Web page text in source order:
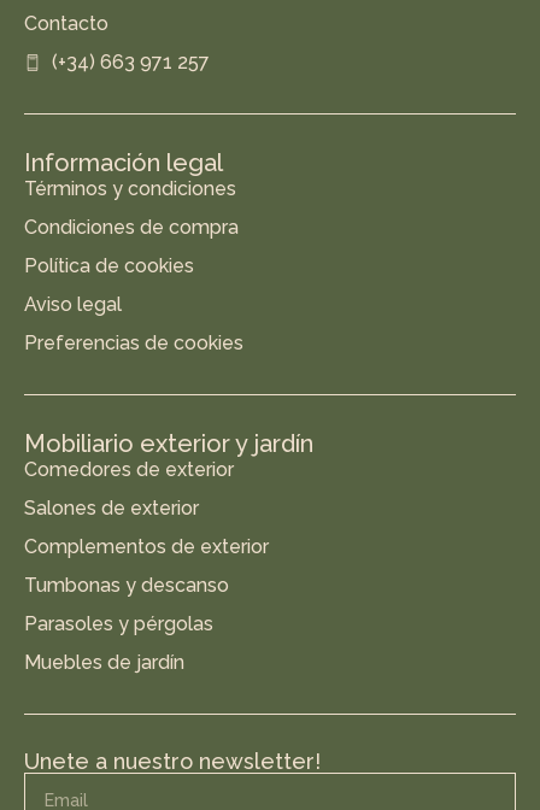
Contacto
(+34) 663 971 257
Información legal
Términos y condiciones
Condiciones de compra
Política de cookies
Aviso legal
Preferencias de cookies
Mobiliario exterior y jardín
Comedores de exterior
Salones de exterior
Complementos de exterior
Tumbonas y descanso
Parasoles y pérgolas
Muebles de jardín
Unete a nuestro newsletter!